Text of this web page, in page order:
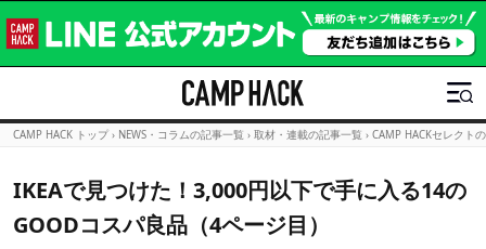
CAMP HACK トップ › NEWS・コラムの記事一覧 › 取材・連載の記事一覧 › CAMP HACKセレクト
IKEAで見つけた！3,000円以下で手に入る14の
GOODコスパ良品（4ページ目）